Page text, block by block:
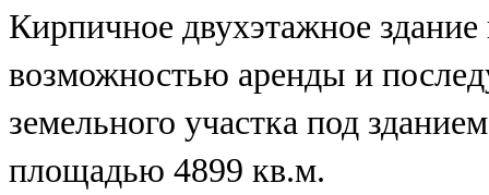
Кирпичное двухэтажное
возможностью аренды и
земельного участка под
площадью 4899 кв.м.